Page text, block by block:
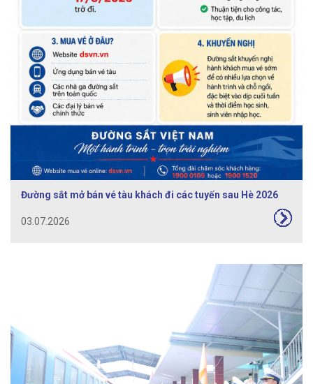
Đường sắt mở bán vé tàu khách đi các tuyến sau Hè 2026
03.07.2026